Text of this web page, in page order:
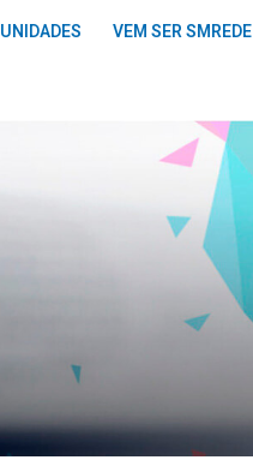
UNIDADES VEM SER SMREDE